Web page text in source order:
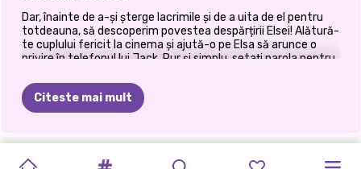
Dar, înainte de a-și șterge lacrimile și de a uita de el pentru
totdeauna, să descoperim povestea despărțirii Elsei! Alătură-
te cuplului fericit la cinema și ajută-o pe Elsa să arunce o
privire în telefonul lui Jack. Pur și simplu, setați parola pentru
Jack. Această sarcină specială necesită multă precizie și
atenție, dar dacă sunteți familiarizat cu jocurile slacking,
atunci îl veți finaliza cu ușurință. Ține-l pe Jack ocupat cu
mouse-ului pentru a-l ajuta pe Elsa să scaneze prin telefon.
Citeste mai mult
GOLDIE
ELLIE PRINCESS
COSTUME